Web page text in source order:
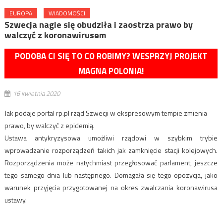
EUROPA WIADOMOŚCI
Szwecja nagle się obudziła i zaostrza prawo by
walczyć z koronawirusem
PODOBA CI SIĘ TO CO ROBIMY? WESPRZYJ PROJEKT
MAGNA POLONIA!
16 kwietnia 2020
Jak podaje portal rp.pl rząd Szwecji w ekspresowym tempie zmienia
prawo, by walczyć z epidemią.
Ustawa antykryzysowa umożliwi rządowi w szybkim trybie
wprowadzanie rozporządzeń takich jak zamknięcie stacji kolejowych.
Rozporządzenia może natychmiast przegłosować parlament, jeszcze
tego samego dnia lub następnego. Domagała się tego opozycja, jako
warunek przyjęcia przygotowanej na okres zwalczania koronawirusa
ustawy.